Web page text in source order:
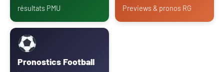
résultats PMU
Previews & pronos RG
Pronostics Football